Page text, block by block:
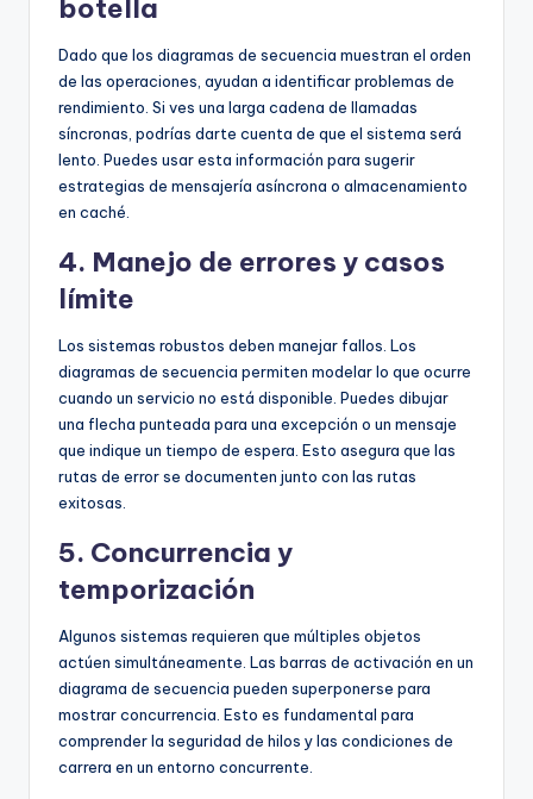
botella
Dado que los diagramas de secuencia muestran el orden
de las operaciones, ayudan a identificar problemas de
rendimiento. Si ves una larga cadena de llamadas
síncronas, podrías darte cuenta de que el sistema será
lento. Puedes usar esta información para sugerir
estrategias de mensajería asíncrona o almacenamiento
en caché.
4. Manejo de errores y casos
límite
Los sistemas robustos deben manejar fallos. Los
diagramas de secuencia permiten modelar lo que ocurre
cuando un servicio no está disponible. Puedes dibujar
una flecha punteada para una excepción o un mensaje
que indique un tiempo de espera. Esto asegura que las
rutas de error se documenten junto con las rutas
exitosas.
5. Concurrencia y
temporización
Algunos sistemas requieren que múltiples objetos
actúen simultáneamente. Las barras de activación en un
diagrama de secuencia pueden superponerse para
mostrar concurrencia. Esto es fundamental para
comprender la seguridad de hilos y las condiciones de
carrera en un entorno concurrente.